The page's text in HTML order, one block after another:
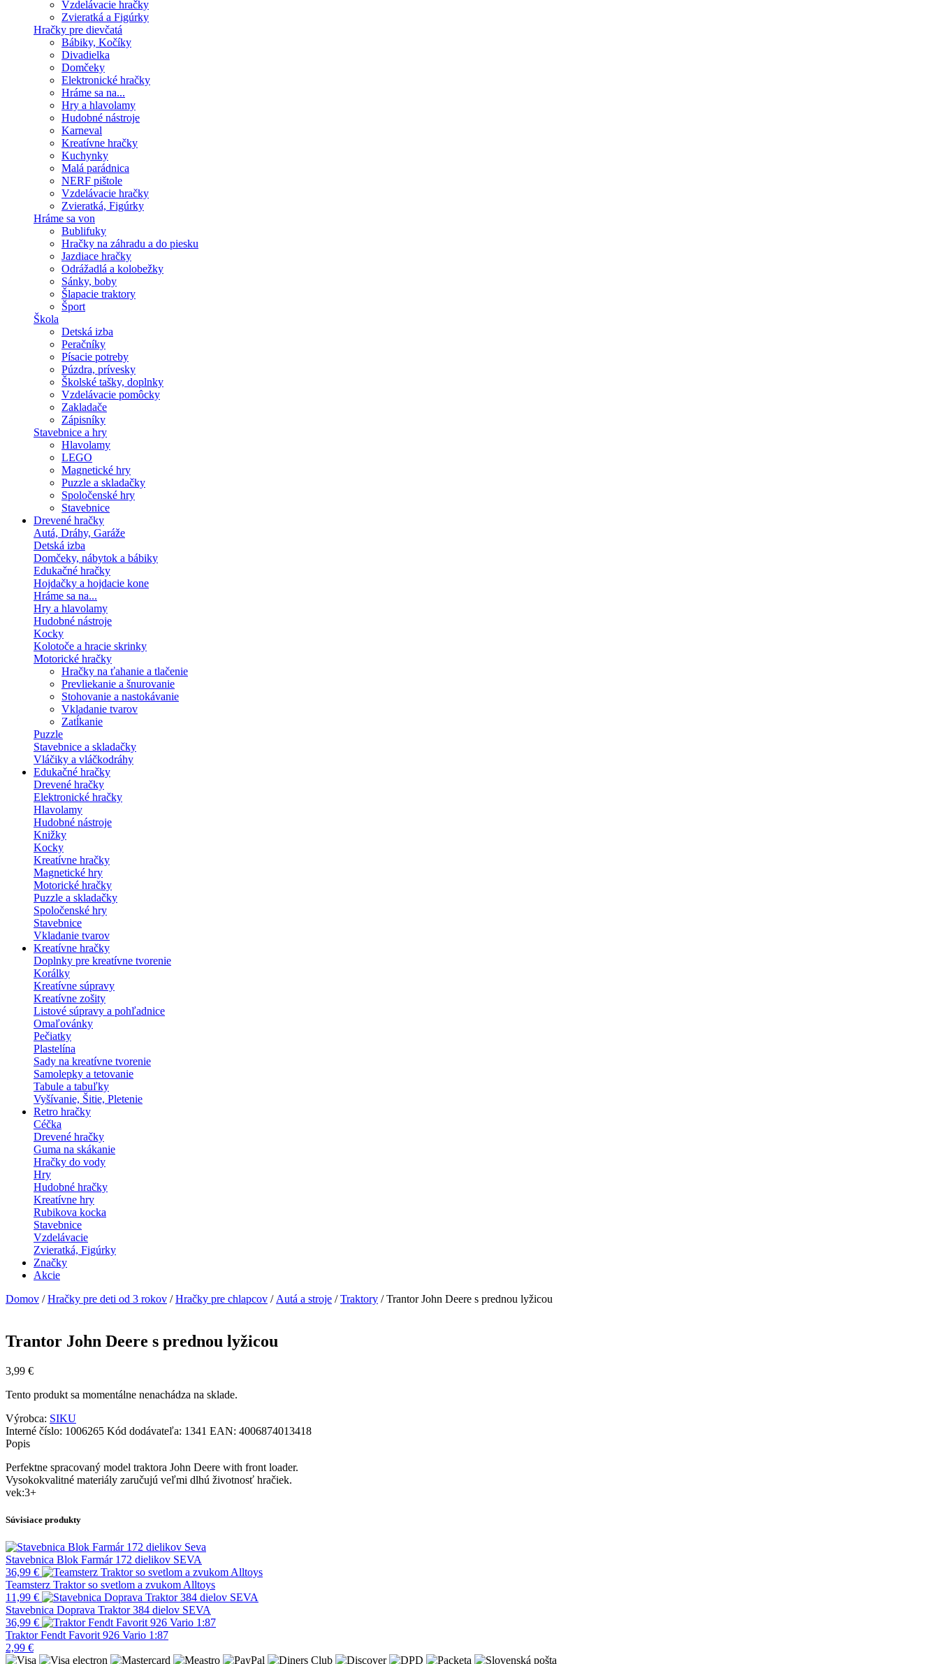
Vzdelávacie hračky
Zvieratká a Figúrky
Hračky pre dievčatá
Bábiky, Kočíky
Divadielka
Domčeky
Elektronické hračky
Hráme sa na...
Hry a hlavolamy
Hudobné nástroje
Karneval
Kreatívne hračky
Kuchynky
Malá parádnica
NERF pištole
Vzdelávacie hračky
Zvieratká, Figúrky
Hráme sa von
Bublifuky
Hračky na záhradu a do piesku
Jazdiace hračky
Odrážadlá a kolobežky
Sánky, boby
Šlapacie traktory
Šport
Škola
Detská izba
Peračníky
Písacie potreby
Púzdra, prívesky
Školské tašky, doplnky
Vzdelávacie pomôcky
Zakladače
Zápisníky
Stavebnice a hry
Hlavolamy
LEGO
Magnetické hry
Puzzle a skladačky
Spoločenské hry
Stavebnice
Drevené hračky
Autá, Dráhy, Garáže
Detská izba
Domčeky, nábytok a bábiky
Edukačné hračky
Hojdačky a hojdacie kone
Hráme sa na...
Hry a hlavolamy
Hudobné nástroje
Kocky
Kolotoče a hracie skrinky
Motorické hračky
Hračky na ťahanie a tlačenie
Prevliekanie a šnurovanie
Stohovanie a nastokávanie
Vkladanie tvarov
Zatĺkanie
Puzzle
Stavebnice a skladačky
Vláčiky a vláčkodráhy
Edukačné hračky
Drevené hračky
Elektronické hračky
Hlavolamy
Hudobné nástroje
Knižky
Kocky
Kreatívne hračky
Magnetické hry
Motorické hračky
Puzzle a skladačky
Spoločenské hry
Stavebnice
Vkladanie tvarov
Kreatívne hračky
Doplnky pre kreatívne tvorenie
Korálky
Kreatívne súpravy
Kreatívne zošity
Listové súpravy a pohľadnice
Omaľovánky
Pečiatky
Plastelína
Sady na kreatívne tvorenie
Samolepky a tetovanie
Tabule a tabuľky
Vyšívanie, Šitie, Pletenie
Retro hračky
Céčka
Drevené hračky
Guma na skákanie
Hračky do vody
Hry
Hudobné hračky
Kreatívne hry
Rubikova kocka
Stavebnice
Vzdelávacie
Zvieratká, Figúrky
Značky
Akcie
Domov /Hračky pre deti od 3 rokov /Hračky pre chlapcov / Autá a stroje /Traktory / Trantor John Deere s prednou lyžicou
Trantor John Deere s prednou lyžicou
3,99 €
Tento produkt sa momentálne nenachádza na sklade.
Výrobca: SIKU
Interné číslo: 1006265 Kód dodávateľa: 1341 EAN: 4006874013418
Popis
Perfektne spracovaný model traktora John Deere with front loader.
Vysokokvalitné materiály zaručujú veľmi dlhú životnosť hračiek.
vek:3+
Súvisiace produkty
Stavebnica Blok Farmár 172 dielikov SEVA
36,99 €
Teamsterz Traktor so svetlom a zvukom Alltoys
11,99 €
Stavebnica Doprava Traktor 384 dielov SEVA
36,99 €
Traktor Fendt Favorit 926 Vario 1:87
2,99 €